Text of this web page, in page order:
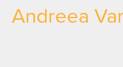
Andreea